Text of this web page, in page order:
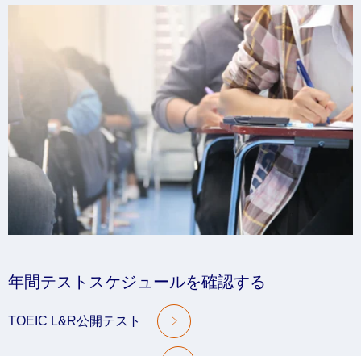
年間テストスケジュールを確認する
TOEIC L&R公開テスト